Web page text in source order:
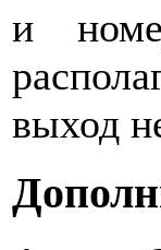
и
выход